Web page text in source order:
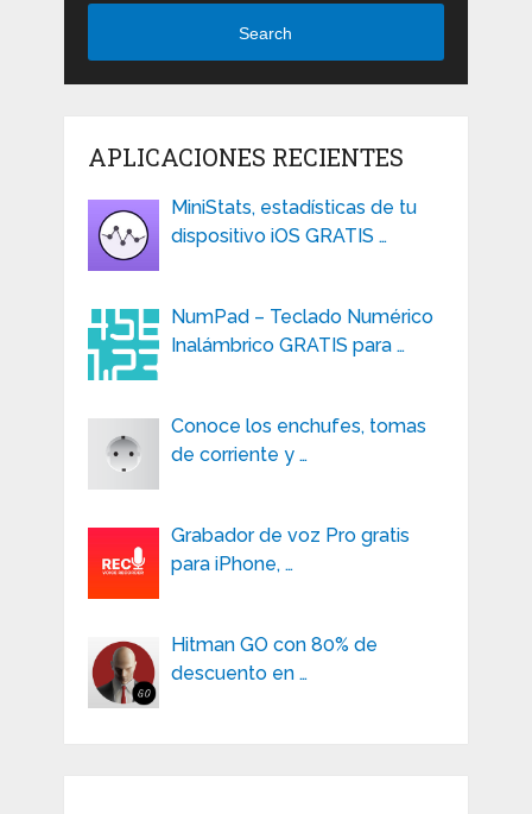
Search
APLICACIONES RECIENTES
MiniStats, estadísticas de tu
dispositivo iOS GRATIS …
NumPad – Teclado Numérico
Inalámbrico GRATIS para …
Conoce los enchufes, tomas
de corriente y …
Grabador de voz Pro gratis
para iPhone, …
Hitman GO con 80% de
descuento en …